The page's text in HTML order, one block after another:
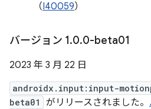
（I40059）
バージョン 1.0.0-beta01
2023 年 3 月 22 日
androidx.input:input-
beta01
がリリースされました。